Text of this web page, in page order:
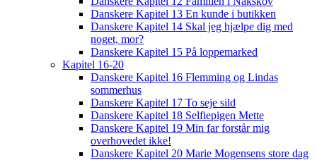
Danskere Kapitel 13 En kunde i butikken
Danskere Kapitel 14 Skal jeg hjælpe dig med
noget, mor?
Danskere Kapitel 15 På loppemarked
Kapitel 16-20
Danskere Kapitel 16 Flemming og Lindas
sommerhus
Danskere Kapitel 17 To seje sild
Danskere Kapitel 18 Selfiepigen Mette
Danskere Kapitel 19 Min far forstår mig
overhovedet ikke!
Danskere Kapitel 20 Marie Mogensens store dag